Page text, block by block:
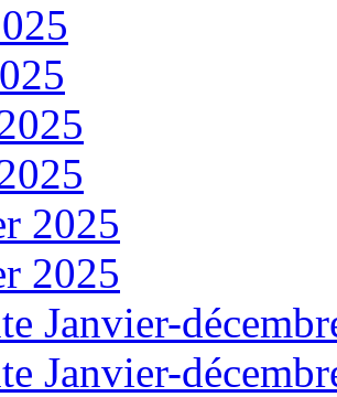
2025
2025
Janvier-
Janvier-